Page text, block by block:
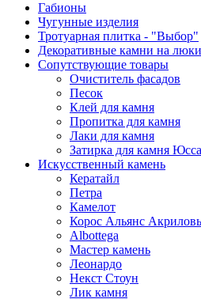
Габионы
Чугунные изделия
Тротуарная плитка - "Выбор"
Декоративные камни на люки
Сопутствующие товары
Очиститель фасадов
Песок
Клей для камня
Пропитка для камня
Лаки для камня
Затирка для камня Юсса
Искусственный камень
Кератайл
Петра
Камелот
Корос Альянс
Albottega
Мастер камень
Леонардо
Некст Стоун
Лик камня